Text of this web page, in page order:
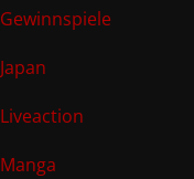
Gewinnspiele
Japan
Liveaction
Manga